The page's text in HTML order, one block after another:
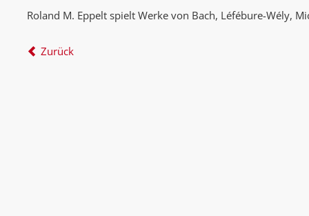
Roland M. Eppelt spielt Werke von Bach, Léfébure-Wély,
Zurück